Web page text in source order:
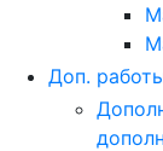
Доп.